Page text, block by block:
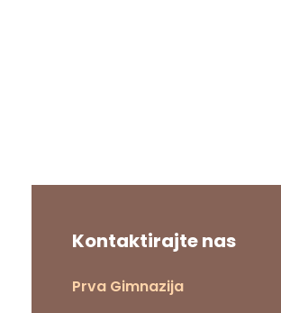
Kontaktirajte nas
Prva Gimnazija